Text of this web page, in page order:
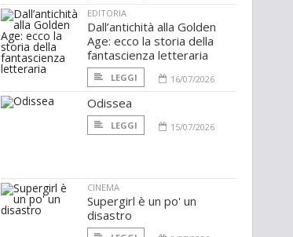
EDITORIA
Dall’antichità alla Golden
Age: ecco la storia della
fantascienza letteraria
LEGGI 16/07/2026
Odissea
LEGGI 15/07/2026
CINEMA
Supergirl è un po' un
disastro